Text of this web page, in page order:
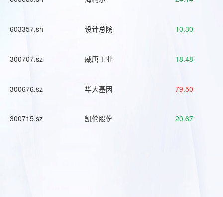
603357.sh 设计总院 10.30
300707.sz 威唐工业 18.48
300676.sz 华大基因 79.50
300715.sz 凯伦股份 20.67